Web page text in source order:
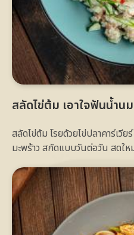
สลัดไข่ต้ม เอาใจฟันน้ำนม
สลัดไข่ต้ม โรยด้วยไข่ปลาคาร์เ
มะพร้าว สกัดแบบวันต่อวัน สดใ